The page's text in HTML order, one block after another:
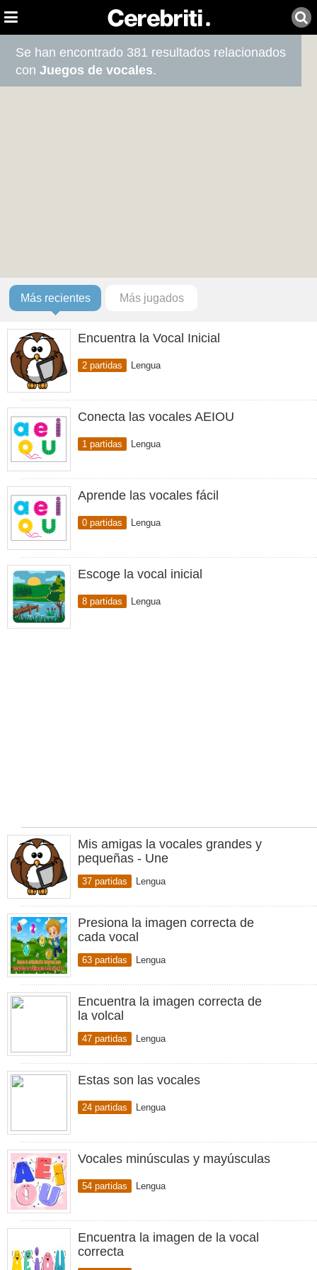
Se han encontrado 381 resultados relacionados
conJuegos de vocales.
Más recientes Más jugados
Encuentra la Vocal Inicial
2 partidas Lengua
Conecta las vocales AEIOU
1 partidas Lengua
Aprende las vocales fácil
0 partidas Lengua
Escoge la vocal inicial
8 partidas Lengua
Mis amigas la vocales grandes y
pequeñas - Une
37 partidas Lengua
Presiona la imagen correcta de
cada vocal
63 partidas Lengua
Encuentra la imagen correcta de
la volcal
47 partidas Lengua
Estas son las vocales
24 partidas Lengua
Vocales minúsculas y mayúsculas
54 partidas Lengua
Encuentra la imagen de la vocal
correcta